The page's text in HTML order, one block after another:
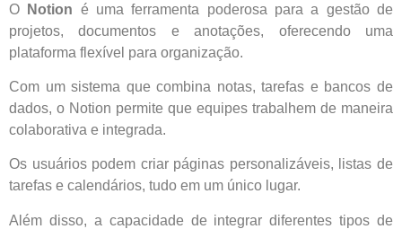
O Notion é uma ferramenta poderosa para a gestão de
projetos, documentos e anotações, oferecendo uma
plataforma flexível para organização.
Com um sistema que combina notas, tarefas e bancos de
dados, o Notion permite que equipes trabalhem de maneira
colaborativa e integrada.
Os usuários podem criar páginas personalizáveis, listas de
tarefas e calendários, tudo em um único lugar.
Além disso, a capacidade de integrar diferentes tipos de